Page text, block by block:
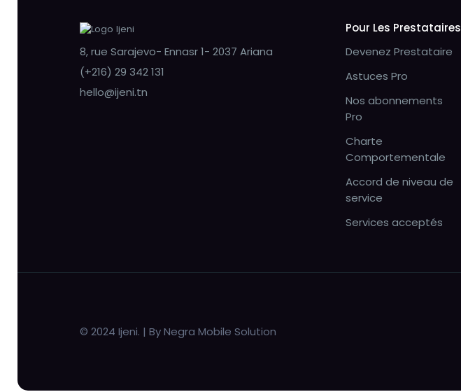
8, rue Sarajevo- Ennasr 1- 2037 Ariana
(+216) 29 342 131
hello@ijeni.tn
Pour Les Prestataires
Devenez Prestataire
Astuces Pro
Nos abonnements
Pro
Charte
Comportementale
Accord de niveau de
service
Services acceptés
© 2024 Ijeni. | By Negra Mobile Solution